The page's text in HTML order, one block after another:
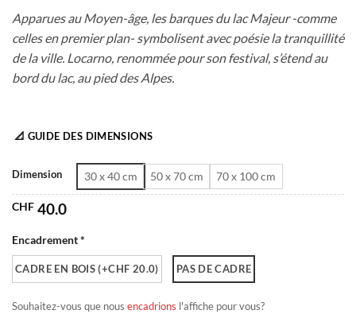
Apparues au Moyen-âge, les barques du lac Majeur -comme
celles en premier plan- symbolisent avec poésie la tranquillité
de la ville. Locarno, renommée pour son festival, s’étend au
bord du lac, au pied des Alpes.
📐 GUIDE DES DIMENSIONS
Dimension 30 x 40 cm 50 x 70 cm 70 x 100 cm
CHF 40.0
Encadrement *
CADRE EN BOIS (+CHF 20.0) PAS DE CADRE
Souhaitez-vous que nous encadrions l'affiche pour vous?